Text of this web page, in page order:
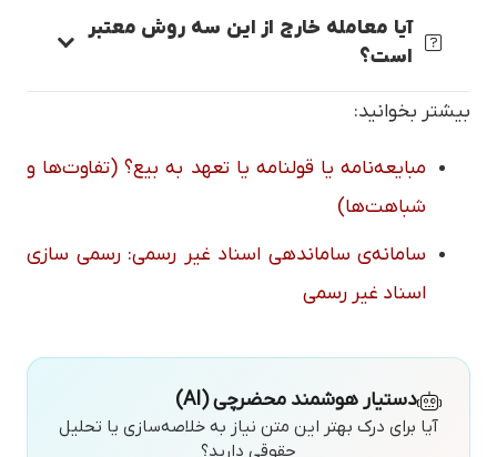
آیا معامله خارج از این سه روش معتبر
است؟
بیشتر بخوانید:
مبایعه‌نامه یا قولنامه یا تعهد به بیع؟ (تفاوت‌ها و
شباهت‌ها)
سامانه‌ی ساماندهی اسناد غیر رسمی: رسمی سازی
اسناد غیر رسمی
دستیار هوشمند محضرچی (AI)
آیا برای درک بهتر این متن نیاز به خلاصه‌سازی یا تحلیل
حقوقی دارید؟